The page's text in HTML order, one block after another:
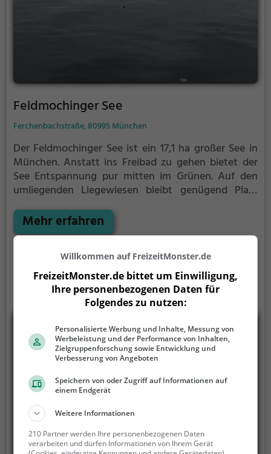
Feldmochinger See
Ferchenbachstraße, 80995 München
Der Feldmochinger See ist ein 17,1 ha großer See in
München. Anstatt ins Freibad zu gehen bietet der
See Entspannung pur mitten im Grünen. Auf den
umliegenden Liegewiesen bleibt genügend Platz
September ist der Feldmochinger See ein beliebtes
Ausflugsziel. Egal ob für Familien, Freunde oder
warme Tage.
Mehr erfahren
Willkommen auf FreizeitMonster.de
FreizeitMonster.de bittet um Einwilligung,
Ihre personenbezogenen Daten für
Folgendes zu nutzen:
Personalisierte Werbung und Inhalte, Messung von
Werbeleistung und der Performance von Inhalten,
Zielgruppenforschung sowie Entwicklung und
Verbesserung von Angeboten
Speichern von oder Zugriff auf Informationen auf
einem Endgerät
Weitere Informationen
210 Partner werden Ihre personenbezogenen Daten
verarbeiten und dürfen Informationen von Ihrem Gerät